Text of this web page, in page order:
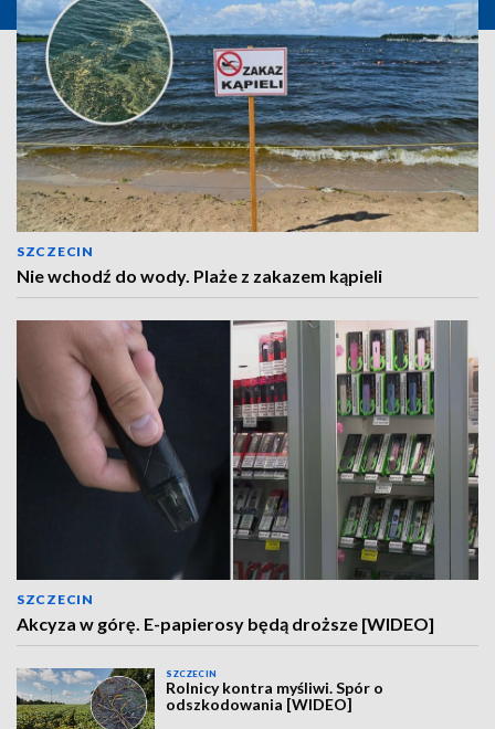
SZCZECIN
Nie wchodź do wody. Plaże z zakazem kąpieli
SZCZECIN
Akcyza w górę. E-papierosy będą droższe [WIDEO]
SZCZECIN
Rolnicy kontra myśliwi. Spór o
odszkodowania [WIDEO]